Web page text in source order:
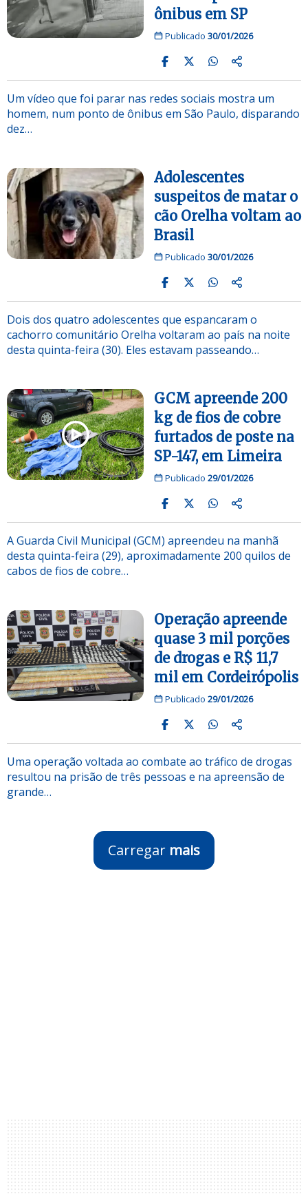
ônibus em SP
Publicado 30/01/2026
Um vídeo que foi parar nas redes sociais mostra um
homem, num ponto de ônibus em São Paulo, disparando
dez…
Adolescentes
suspeitos de matar o
cão Orelha voltam ao
Brasil
Publicado 30/01/2026
Dois dos quatro adolescentes que espancaram o
cachorro comunitário Orelha voltaram ao país na noite
desta quinta-feira (30). Eles estavam passeando…
GCM apreende 200
kg de fios de cobre
furtados de poste na
SP-147, em Limeira
Publicado 29/01/2026
A Guarda Civil Municipal (GCM) apreendeu na manhã
desta quinta-feira (29), aproximadamente 200 quilos de
cabos de fios de cobre…
Operação apreende
quase 3 mil porções
de drogas e R$ 11,7
mil em Cordeirópolis
Publicado 29/01/2026
Uma operação voltada ao combate ao tráfico de drogas
resultou na prisão de três pessoas e na apreensão de
grande…
Carregar mais